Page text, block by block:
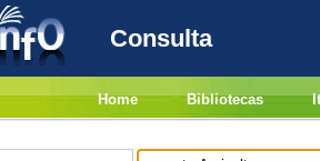
Consulta
Home Bibliotecas